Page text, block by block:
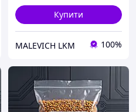
Купити
MALEVICH LKM 100%